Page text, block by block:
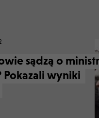
sądzą o
Pokazali wyniki